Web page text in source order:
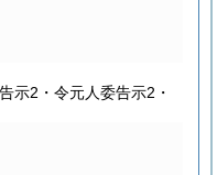
示2・令元人委告示2・